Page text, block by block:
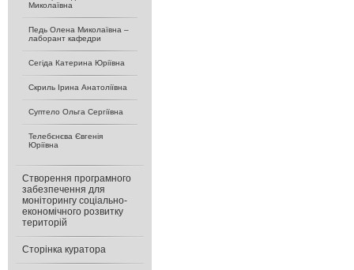
Миколаївна
Педь Олена Миколаївна –
лаборант кафедри
Сегіда Катерина Юріївна
Скриль Ірина Анатоліївна
Суптело Ольга Сергіївна
Телебєнєва Євгенія
Юріївна
Створення програмного
забезпечення для
моніторингу соціально-
економічного розвитку
територій
Сторінка куратора